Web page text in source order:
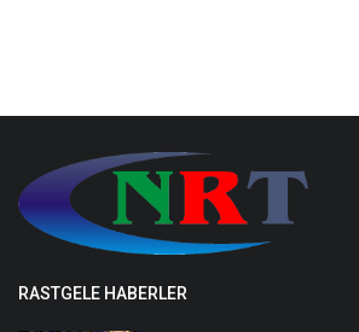
RASTGELE HABERLER